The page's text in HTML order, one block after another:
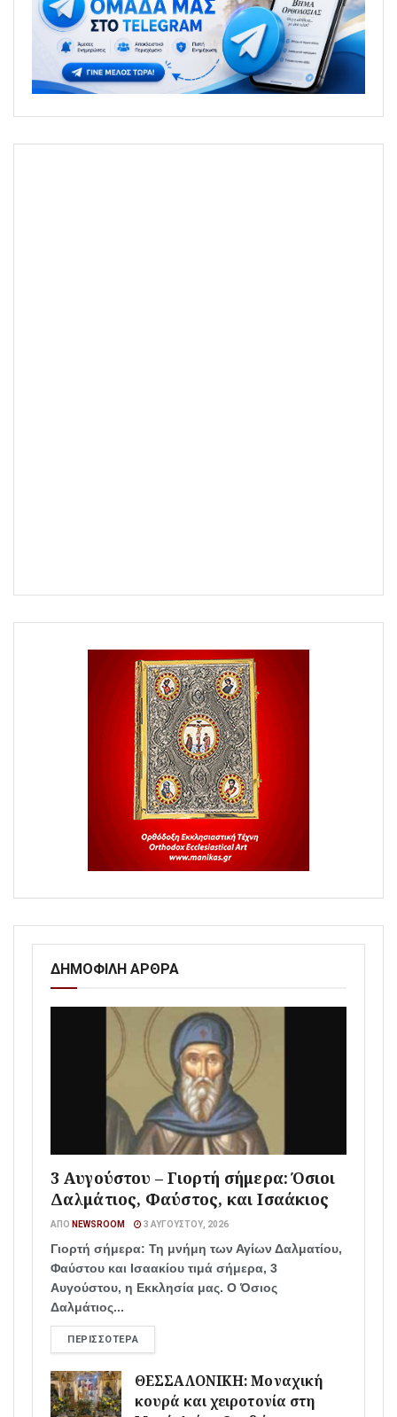
ΔΗΜΟΦΙΛΗ ΑΡΘΡΑ
3 Αυγούστου – Γιορτή σήμερα: Όσιοι
Δαλμάτιος, Φαύστος, και Ισαάκιος
ΑΠΌ NEWSROOM 3 ΑΥΓΟΎΣΤΟΥ, 2026
Γιορτή σήμερα: Τη μνήμη των Αγίων Δαλματίου,
Φαύστου και Ισαακίου τιμά σήμερα, 3
Αυγούστου, η Εκκλησία μας. Ο Όσιος
Δαλμάτιος...
ΠΕΡΙΣΣΌΤΕΡΑ
ΘΕΣΣΑΛΟΝΙΚΗ: Μοναχική
κουρά και χειροτονία στη